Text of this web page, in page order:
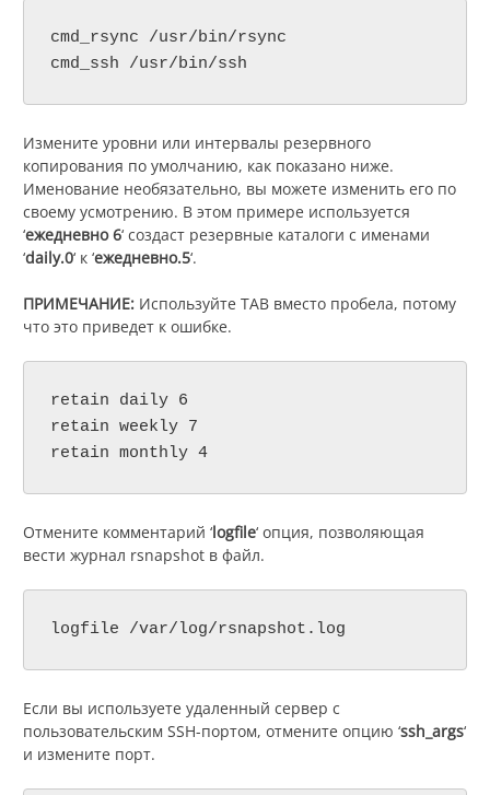
cmd_rsync /usr/bin/rsync
cmd_ssh /usr/bin/ssh
Измените уровни или интервалы резервного
копирования по умолчанию, как показано ниже.
Именование необязательно, вы можете изменить его по
своему усмотрению. В этом примере используется
‘ежедневно 6‘ создаст резервные каталоги с именами
‘daily.0‘ к ‘ежедневно.5‘.
ПРИМЕЧАНИЕ: Используйте TAB вместо пробела, потому
что это приведет к ошибке.
retain daily 6
retain weekly 7
retain monthly 4
Отмените комментарий ‘logfile‘ опция, позволяющая
вести журнал rsnapshot в файл.
logfile /var/log/rsnapshot.log
Если вы используете удаленный сервер с
пользовательским SSH-портом, отмените опцию ‘ssh_args‘
и измените порт.